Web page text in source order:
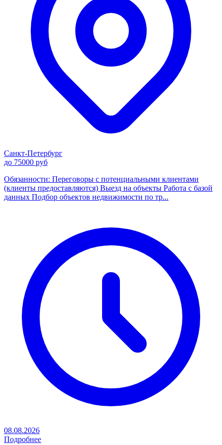
Санкт-Петербург
до 75000 руб
Обязанности: Переговоры с потенциальными клиентами
(клиенты предоставляются) Выезд на объекты Работа с базой
данных Подбор объектов недвижимости по тр...
08.08.2026
Подробнее